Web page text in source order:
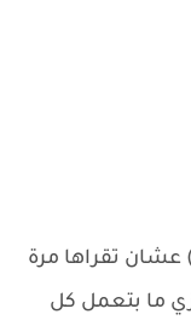
تقراها مرة
زي ما بتعمل كل